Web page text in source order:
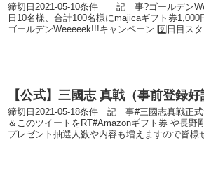
締切日2021-05-10条件 記 事?ゴールデン
日10名様、合計100名様にmajicaギフト券
ゴールデンWeeeeek!!!キャンペーン 9️⃣日目ス
【公式】三國志 真戦（事前登録好
締切日2021-05-18条件 記 事#三國志真戦正式
＆このツイートをRT#Amazonギフト券 や長野
プレゼント抽選人数や内容も増えますので皆様